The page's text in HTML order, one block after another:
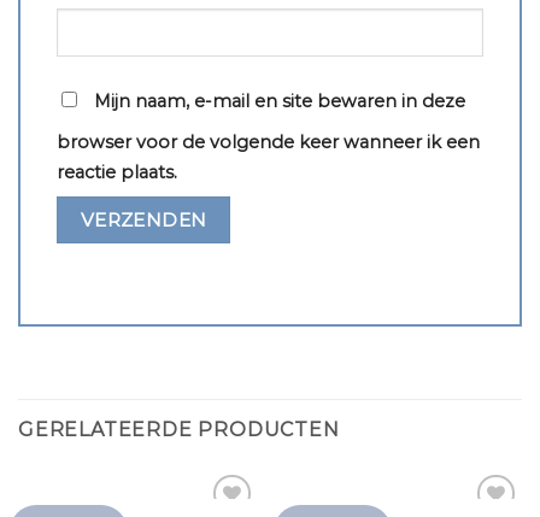
Mijn naam, e-mail en site bewaren in deze
browser voor de volgende keer wanneer ik een
reactie plaats.
GERELATEERDE PRODUCTEN